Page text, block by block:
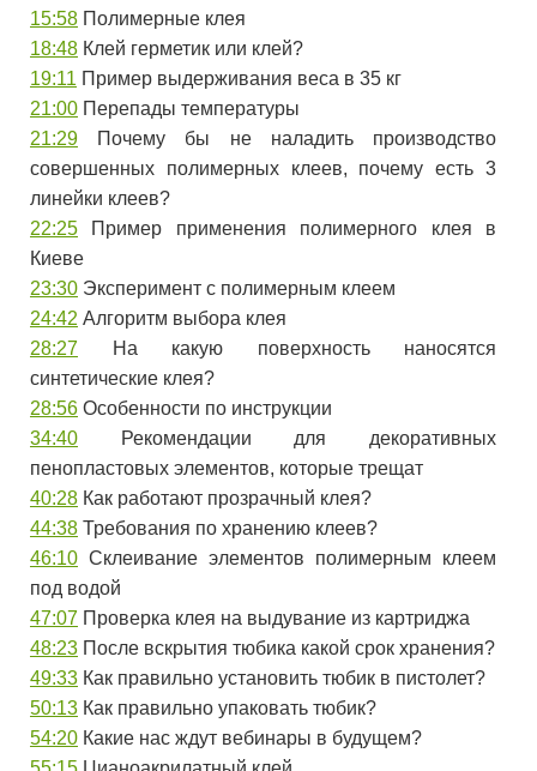
15:58 Полимерные клея
18:48 Клей герметик или клей?
19:11 Пример выдерживания веса в 35 кг
21:00 Перепады температуры
21:29 Почему бы не наладить производство
совершенных полимерных клеев, почему есть 3
линейки клеев?
22:25 Пример применения полимерного клея в
Киеве
23:30 Эксперимент с полимерным клеем
24:42 Алгоритм выбора клея
28:27 На какую поверхность наносятся
синтетические клея?
28:56 Особенности по инструкции
34:40 Рекомендации для декоративных
пенопластовых элементов, которые трещат
40:28 Как работают прозрачный клея?
44:38 Требования по хранению клеев?
46:10 Склеивание элементов полимерным клеем
под водой
47:07 Проверка клея на выдувание из картриджа
48:23 После вскрытия тюбика какой срок хранения?
49:33 Как правильно установить тюбик в пистолет?
50:13 Как правильно упаковать тюбик?
54:20 Какие нас ждут вебинары в будущем?